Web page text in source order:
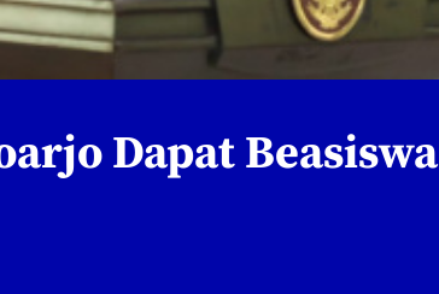
Dapat Beasiswa